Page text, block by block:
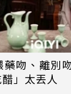
藥吻、離
」太丟人